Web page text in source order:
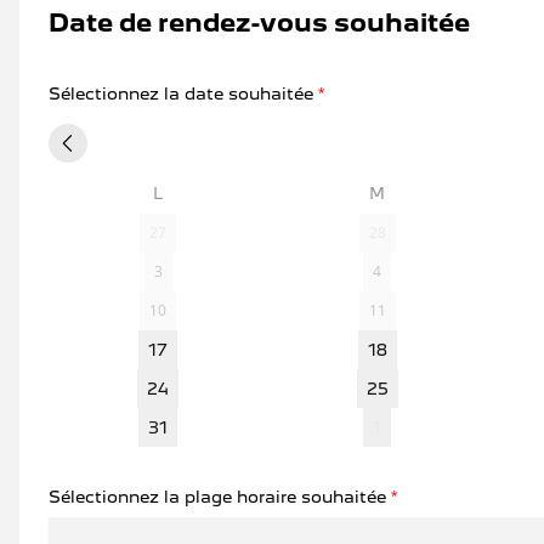
NOS SERVICES
Date de rendez-vous souhaitée
Sélectionnez la date souhaitée *
L M
3
4
10
11
17 18
24 25
31
Sélectionnez la plage horaire souhaitée *